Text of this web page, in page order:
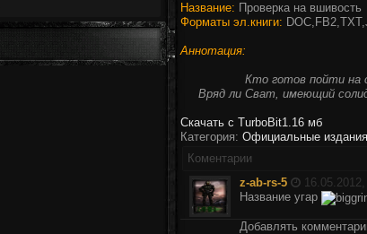
Название: Проверка на вшивость
Форматы эл.книги:
Аннотация:
Кто готов пойти на
Вряд ли Сват, имеющий
Скачать с TurboBit1.16 мб
Категория: Официальные издания
Коментарии
z-ab-rs-5
Название угар
Добавлять